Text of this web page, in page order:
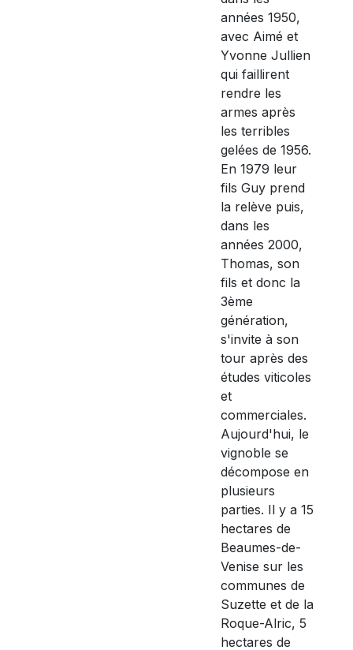
années 1950,
avec Aimé et
Yvonne Jullien
qui faillirent
rendre les
armes après
les terribles
gelées de 1956.
En 1979 leur
fils Guy prend
la relève puis,
dans les
années 2000,
Thomas, son
fils et donc la
3ème
génération,
s'invite à son
tour après des
études viticoles
et
commerciales.
Aujourd'hui, le
vignoble se
décompose en
plusieurs
parties. Il y a 15
hectares de
Beaumes-de-
Venise sur les
communes de
Suzette et de la
Roque-Alric, 5
hectares de